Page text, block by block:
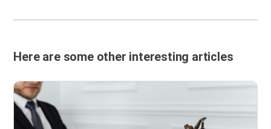
Here are some other interesting articles